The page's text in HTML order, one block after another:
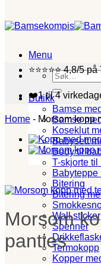
Menu
Søk
etter:
Butikk
Bamse
Bamse
Koseklut
Babysett
Body til
T-skjorte til
Babyteppe
Bitering
Bitering
Wall sticker
Spenner
Termokopp
Kopper
⭐⭐⭐⭐⭐ 4,8/5
❤️1 til 4
Home - Morsom kopp
Morsom
panties